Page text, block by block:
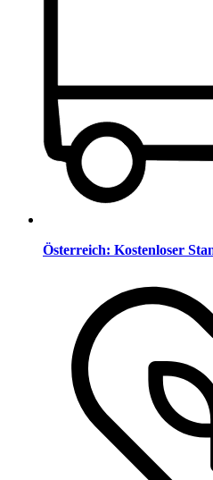
Österreich: Kostenloser